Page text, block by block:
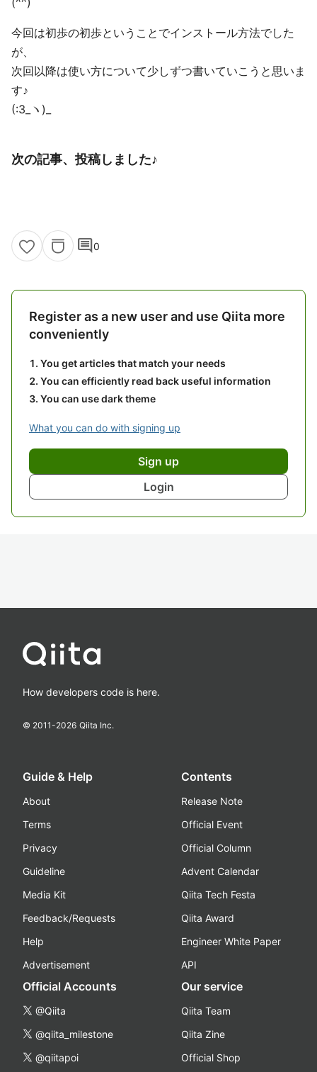
今回は初歩の初歩ということでインストール方法でした
が、
次回以降は使い方について少しずつ書いていこうと思いま
す♪
(:3_ヽ)_
次の記事、投稿しました♪
comment0
Register as a new user and use Qiita more
conveniently
You get articles that match your needs
You can efficiently read back useful information
You can use dark theme
What you can do with signing up
Sign up
Login
How developers code is here.
© 2011-2026 Qiita Inc.
Guide & Help
About
Terms
Privacy
Guideline
Media Kit
Feedback/Requests
Help
Advertisement
Contents
Release Note
Official Event
Official Column
Advent Calendar
Qiita Tech Festa
Qiita Award
Engineer White Paper
API
Official Accounts
@Qiita
@qiita_milestone
@qiitapoi
Our service
Qiita Team
Qiita Zine
Official Shop